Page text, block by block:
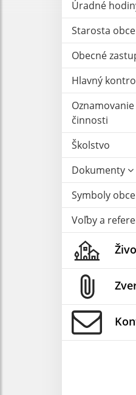
Úradné
Starosta obce
Obecné
Hlavný
činnosti
Školstvo
Dokumenty
Symboly obce
Voľby a